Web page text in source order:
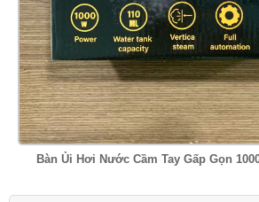
Bàn Ủi Hơi Nước Cầm Tay Gấp Gọn